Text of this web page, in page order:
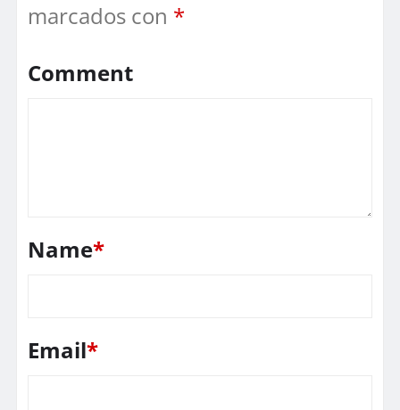
marcados con *
Comment
Name*
Email*